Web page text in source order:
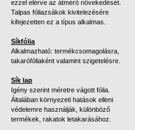
ezzel elérve az átmérő növekedését.
Talpas fóliazsákok kivitelezésére
kifejezetten ez a típus alkalmas.
Síkfólia
Alkalmazható: termékcsomagolásra,
takarófóliaként valamint szigetelésre.
Sík lap
Igény szerint méretre vágott fólia.
Általában környezeti hatások elleni
védelemre használják, különböző
termékek, rakatok letakarásához.